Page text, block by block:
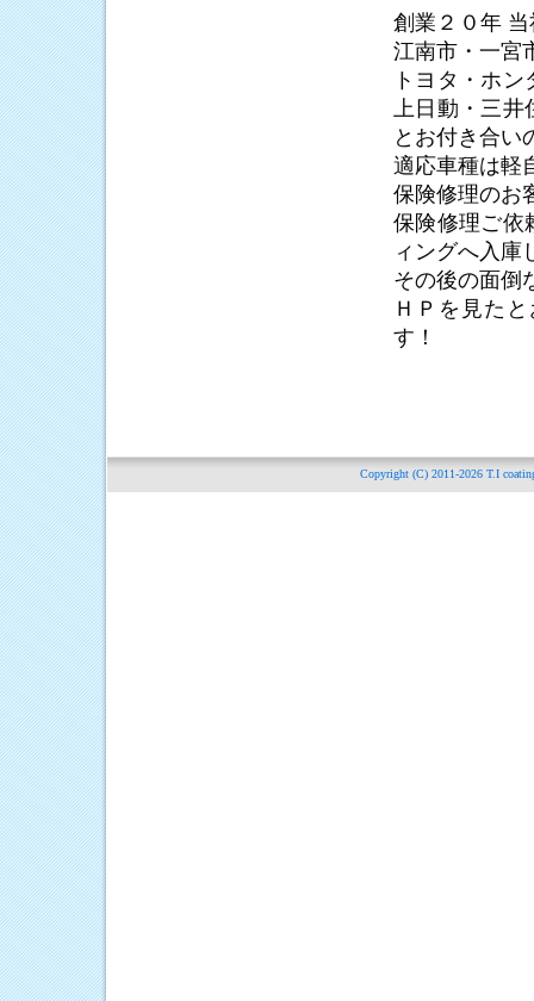
創業２０年
江南市・一宮
トヨタ・ホ
上日動・三井
とお付き合い
適応車種は軽
保険修理のお
保険修理ご依
ィングへ入庫
その後の面倒
ＨＰを見た
す！
Copyright (C) 2011-2026 T.I